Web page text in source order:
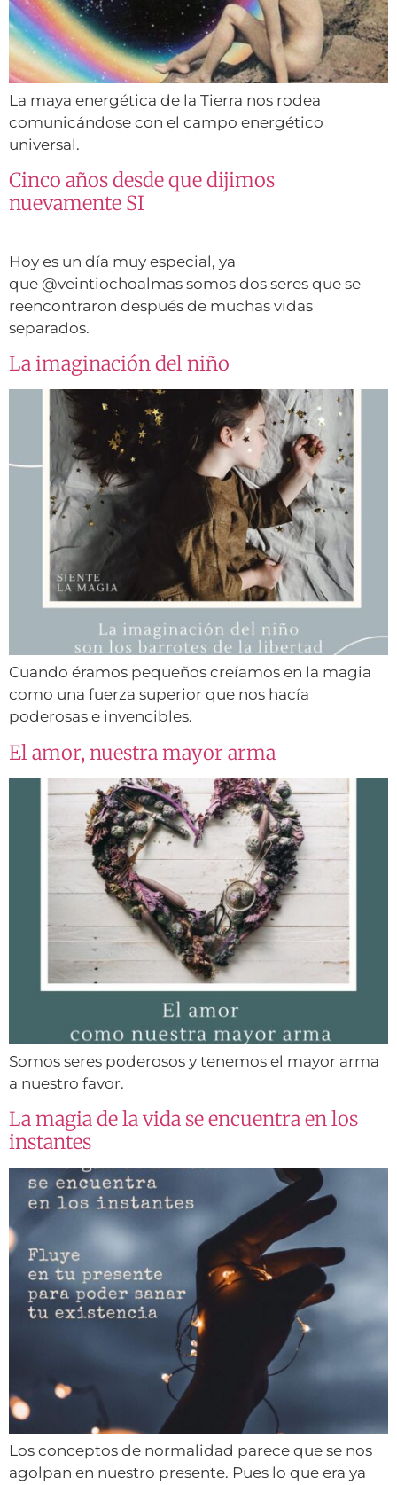
La maya energética de la Tierra nos rodea
comunicándose con el campo energético
universal.
Cinco años desde que dijimos
nuevamente SI
Hoy es un día muy especial, ya
que @veintiochoalmas somos dos seres que se
reencontraron después de muchas vidas
separados.
La imaginación del niño
Cuando éramos pequeños creíamos en la magia
como una fuerza superior que nos hacía
poderosas e invencibles.
El amor, nuestra mayor arma
Somos seres poderosos y tenemos el mayor arma
a nuestro favor.
La magia de la vida se encuentra en los
instantes
Los conceptos de normalidad parece que se nos
agolpan en nuestro presente. Pues lo que era ya